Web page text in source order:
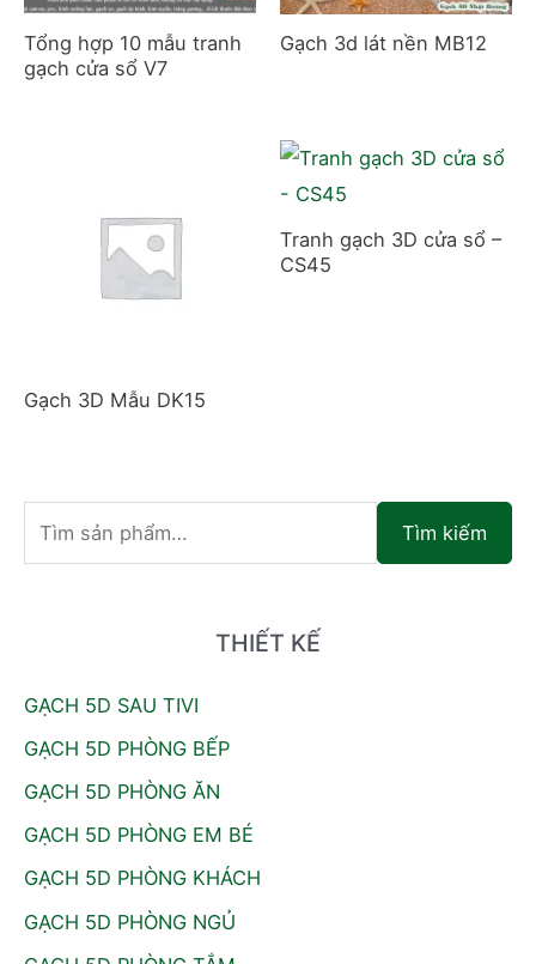
Tổng hợp 10 mẫu tranh
gạch cửa sổ V7
Gạch 3d lát nền MB12
Gạch 3D Mẫu DK15
Tranh gạch 3D cửa sổ –
CS45
ì
ế
m
:
Tìm kiếm
THIẾT KẾ
GẠCH 5D SAU TIVI
GẠCH 5D PHÒNG BẾP
GẠCH 5D PHÒNG ĂN
GẠCH 5D PHÒNG EM BÉ
GẠCH 5D PHÒNG KHÁCH
GẠCH 5D PHÒNG NGỦ